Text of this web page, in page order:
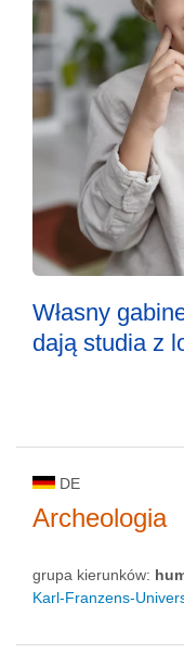
Własny
dają studia z
DE
Archeologia
grupa kierunków:
Karl-Franzens-